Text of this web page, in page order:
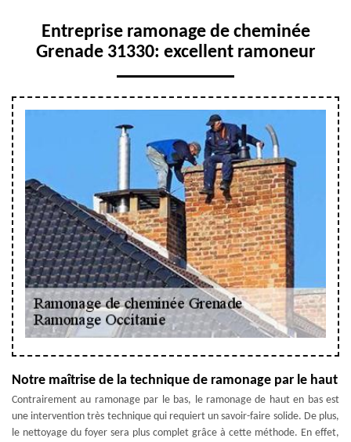
Entreprise ramonage de cheminée
Grenade 31330: excellent ramoneur
Notre maîtrise de la technique de ramonage par le haut
Contrairement au ramonage par le bas, le ramonage de haut en bas est
une intervention très technique qui requiert un savoir-faire solide. De plus,
le nettoyage du foyer sera plus complet grâce à cette méthode. En effet,